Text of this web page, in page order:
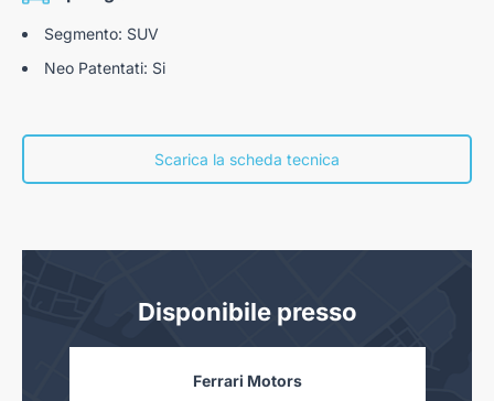
Segmento: SUV
Neo Patentati: Si
Scarica la scheda tecnica
Disponibile presso
Ferrari Motors